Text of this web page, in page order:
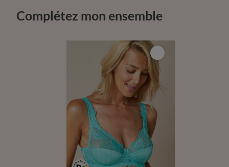
Complétez mon ensemble